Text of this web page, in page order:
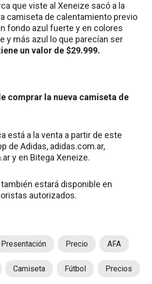
que viste al Xeneize sacó a la
camiseta de calentamiento previo
fondo azul fuerte y en colores
y más azul lo que parecían ser
un valor de $29.999.
comprar la nueva camiseta de
está a la venta a partir de este
de Adidas, adidas.com.ar,
y en Bitega Xeneize.
estará disponible en
autorizados.
Presentación Precio AFA
Camiseta Fútbol Precios